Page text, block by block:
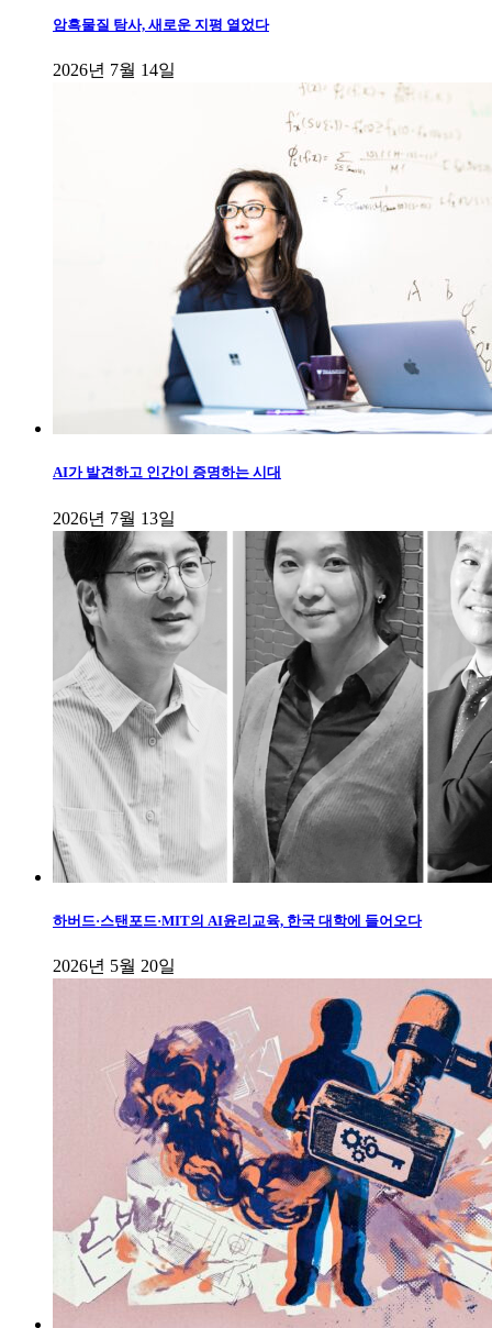
암흑물질 탐사, 새로운 지평 열었다
2026년 7월 14일
AI가 발견하고 인간이 증명하는 시대
2026년 7월 13일
하버드·스탠포드·MIT의 AI윤리교육, 한국 대학에 들어오다
2026년 5월 20일